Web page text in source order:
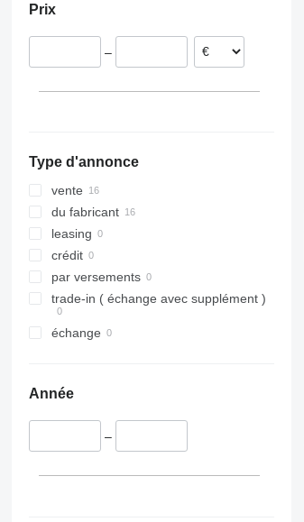
Prix
–
Type d'annonce
vente
du fabricant
leasing
crédit
par versements
trade-in ( échange avec supplément )
échange
Année
–